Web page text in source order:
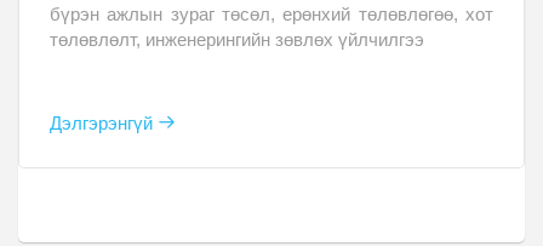
бүрэн ажлын зураг төсөл, ерөнхий төлөвлөгөө, хот
төлөвлөлт, инженерингийн зөвлөх үйлчилгээ
Дэлгэрэнгүй